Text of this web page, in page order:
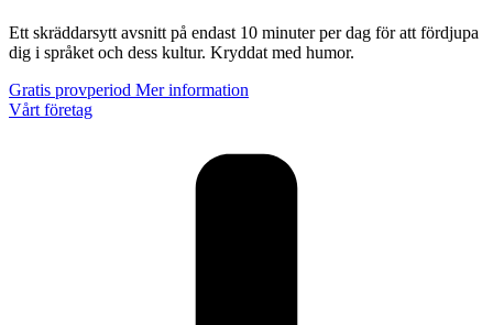
Ett skräddarsytt avsnitt på endast 10 minuter per dag för att fördjupa
dig i språket och dess kultur. Kryddat med humor.
Gratis provperiod Mer information
Vårt företag